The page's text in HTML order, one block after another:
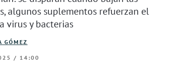
algunos suplementos refuerzan el
virus y bacterias
GÓMEZ
/ 14:00